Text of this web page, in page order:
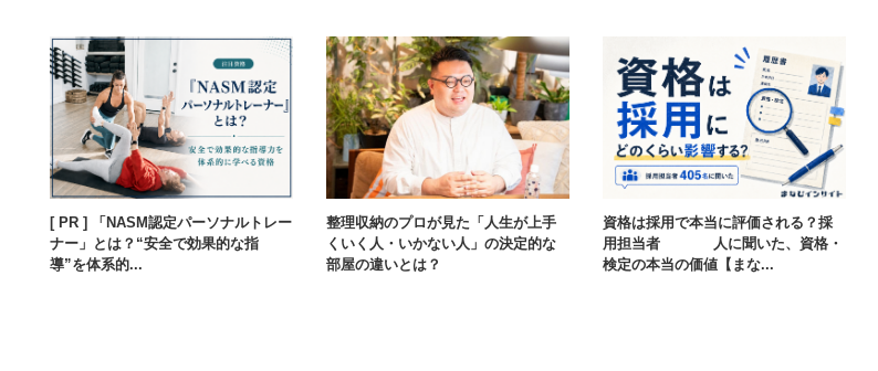
[ PR ] 「NASM認定パーソナルトレー
ナー」とは？“安全で効果的な指
導”を体系的...
整理収納のプロが見た「人生が上手
くいく人・いかない人」の決定的な
部屋の違いとは？
資格は採用で本当に評価される？採
用担当者405人に聞いた、資格・
検定の本当の価値【まな...